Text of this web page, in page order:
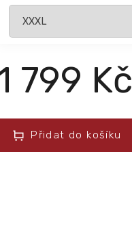
799 Kč
Přidat do košíku